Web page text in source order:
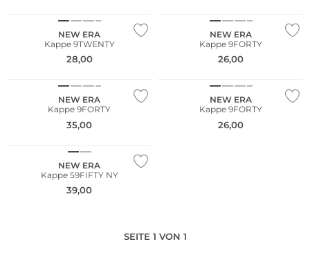
NEW ERA
Kappe 9TWENTY
28,00
NEW ERA
Kappe 9FORTY
26,00
NEW ERA
Kappe 9FORTY
35,00
NEW ERA
Kappe 9FORTY
26,00
NEW ERA
Kappe 59FIFTY NY
39,00
SEITE 1 VON 1